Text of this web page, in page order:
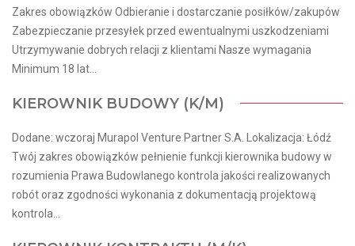
Zakres obowiązków Odbieranie i dostarczanie posiłków/zakupów
Zabezpieczanie przesyłek przed ewentualnymi uszkodzeniami
Utrzymywanie dobrych relacji z klientami Nasze wymagania
Minimum 18 lat...
KIEROWNIK BUDOWY (K/M)
Dodane: wczoraj Murapol Venture Partner S.A. Lokalizacja: Łódź
Twój zakres obowiązków pełnienie funkcji kierownika budowy w
rozumienia Prawa Budowlanego kontrola jakości realizowanych
robót oraz zgodności wykonania z dokumentacją projektową
kontrola...